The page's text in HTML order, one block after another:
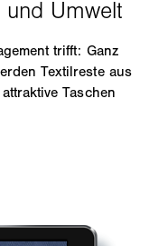
trifft: Ganz
Textilreste aus
Taschen